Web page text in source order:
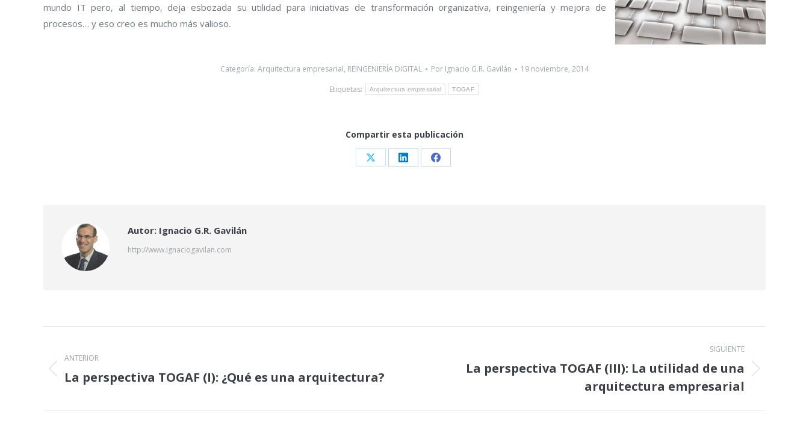
mundo IT pero, al tiempo, deja esbozada su utilidad para iniciativas de transformación organizativa, reingeniería y mejora de
procesos… y eso creo es mucho más valioso.
Categoría: Arquitectura empresarial, REINGENIERÍA DIGITAL Por Ignacio G.R. Gavilán
19 noviembre, 2014
Etiquetas:
Arquitectura empresarial TOGAF
Compartir esta publicación
Share Share Share
Autor: Ignacio G.R. Gavilán
http://www.ignaciogavilan.com
entre
publicaciones
ANTERIOR
Publicación
La perspectiva TOGAF (I): ¿Qué es una arquitectura?
SIGUIENTE
La perspectiva TOGAF (III): La utilidad de una
arquitectura empresarial